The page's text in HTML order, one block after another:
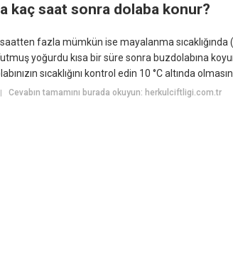
kaç saat sonra dolaba konur?
saatten fazla mümkün ise mayalanma
yoğurdu kısa bir süre sonra buzdolabına
sıcaklığını kontrol edin 10 °C altında
Cevabın tamamını burada okuyun: herkulciftligi.com.tr